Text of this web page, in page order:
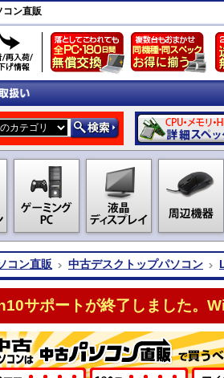
コン直販
コン直販 中古デスクトップパソコン
サポートが終了しました。